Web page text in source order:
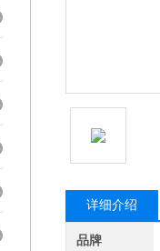
详细介绍
品牌